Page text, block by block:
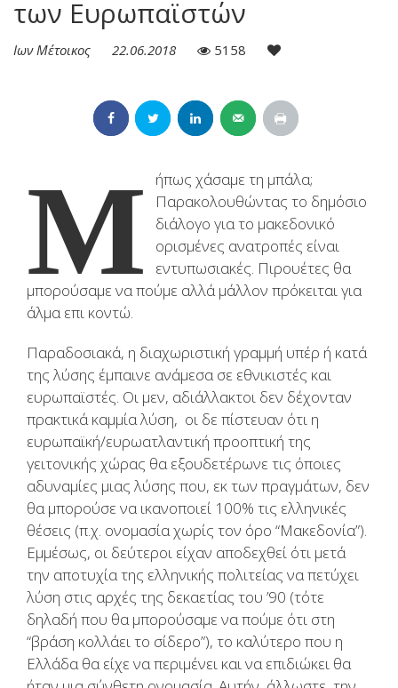
των Ευρωπαϊστών
Ιων Μέτοικος 22.06.2018 5158
Μ
ήπως χάσαμε τη μπάλα;
Παρακολουθώντας το δημόσιο
διάλογο για το μακεδονικό
ορισμένες ανατροπές είναι
εντυπωσιακές. Πιρουέτες θα
μπορούσαμε να πούμε αλλά μάλλον πρόκειται για
άλμα επι κοντώ.
Παραδοσιακά, η διαχωριστική γραμμή υπέρ ή κατά
της λύσης έμπαινε ανάμεσα σε εθνικιστές και
ευρωπαϊστές. Οι μεν, αδιάλλακτοι δεν δέχονταν
πρακτικά καμμία λύση, οι δε πίστευαν ότι η
ευρωπαϊκή/ευρωατλαντική προοπτική της
γειτονικής χώρας θα εξουδετέρωνε τις όποιες
αδυναμίες μιας λύσης που, εκ των πραγμάτων, δεν
θα μπορούσε να ικανοποιεί 100% τις ελληνικές
θέσεις (π.χ. ονομασία χωρίς τον όρο “Μακεδονία”).
Εμμέσως, οι δεύτεροι είχαν αποδεχθεί ότι μετά
την αποτυχία της ελληνικής πολιτείας να πετύχει
λύση στις αρχές της δεκαετίας του ’90 (τότε
δηλαδή που θα μπορούσαμε να πούμε ότι στη
“βράση κολλάει το σίδερο”), το καλύτερο που η
Ελλάδα θα είχε να περιμένει και να επιδιώκει θα